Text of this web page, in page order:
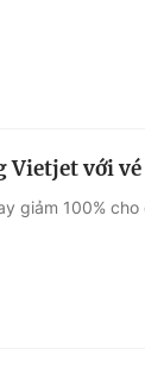
Vietjet với
giảm 100%